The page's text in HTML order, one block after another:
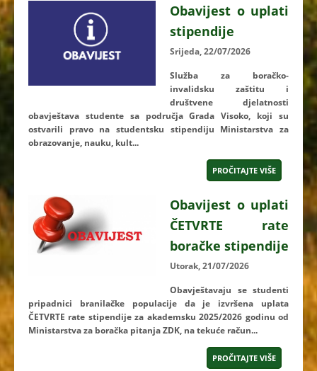
Obavijest o uplati
stipendije
Srijeda, 22/07/2026
Služba za boračko-
invalidsku zaštitu i
društvene djelatnosti
obavještava studente sa područja Grada Visoko, koji su
ostvarili pravo na studentsku stipendiju Ministarstva za
obrazovanje, nauku, kult...
PROČITAJTE VIŠE
Obavijest o uplati
ČETVRTE rate
boračke stipendije
Utorak, 21/07/2026
Obavještavaju se studenti
pripadnici branilačke populacije da je izvršena uplata
ČETVRTE rate stipendije za akademsku 2025/2026 godinu od
Ministarstva za boračka pitanja ZDK, na tekuće račun...
PROČITAJTE VIŠE